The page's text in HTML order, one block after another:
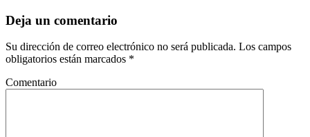
Deja un comentario
Su dirección de correo electrónico no será publicada. Los campos
obligatorios están marcados *
Comentario